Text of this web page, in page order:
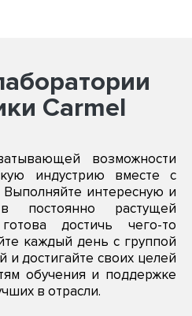
Carmel
возможности
индустрию вместе с
Выполняйте интересную и
постоянно растущей
достичь чего-то
каждый день с группой
и достигайте своих целей
обучения и поддержке
в отрасли.